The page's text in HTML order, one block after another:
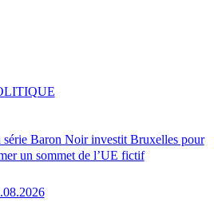
série Baron Noir investit Bruxelles pour
un sommet de l’UE fictif